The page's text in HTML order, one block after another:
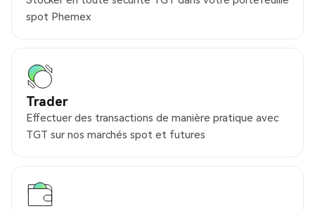
spot Phemex
Trader
Effectuer des transactions de manière pratique avec
TGT sur nos marchés spot et futures